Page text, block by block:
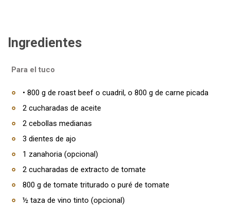
Ingredientes
Para el tuco
• 800 g de roast beef o cuadril, o 800 g de carne picada
2 cucharadas de aceite
2 cebollas medianas
3 dientes de ajo
1 zanahoria (opcional)
2 cucharadas de extracto de tomate
800 g de tomate triturado o puré de tomate
½ taza de vino tinto (opcional)